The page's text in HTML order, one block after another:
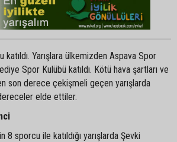
katıldı. Yarışlara ülkemizden Aspava Spor
Spor Kulübü katıldı. Kötü hava şartları ve
son derece çekişmeli geçen yarışlarda
elde ettiler.
8 sporcu ile katıldığı yarışlarda Şevki